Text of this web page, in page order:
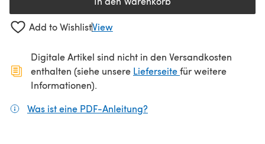
Add to WishlistView
Digitale Artikel sind nicht in den Versandkosten
enthalten (siehe unsere Lieferseite(öffnet sich in
für weitere
Informationen).
Was ist eine PDF-Anleitung?